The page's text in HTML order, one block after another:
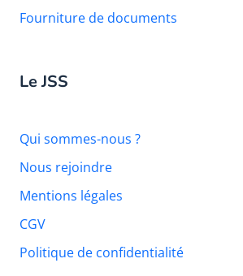
Fourniture de documents
Le JSS
Qui sommes-nous ?
Nous rejoindre
Mentions légales
CGV
Politique de confidentialité